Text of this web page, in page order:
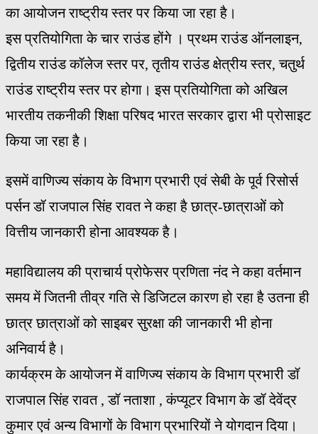
का आयोजन राष्ट्रीय स्तर पर किया जा रहा है।
इस प्रतियोगिता के चार राउंड होंगे । प्रथम राउंड ऑनलाइन,
द्वितीय राउंड कॉलेज स्तर पर, तृतीय राउंड क्षेत्रीय स्तर, चतुर्थ
राउंड राष्ट्रीय स्तर पर होगा। इस प्रतियोगिता को अखिल
भारतीय तकनीकी शिक्षा परिषद भारत सरकार द्वारा भी प्रोसाइट
किया जा रहा है।
इसमें वाणिज्य संकाय के विभाग प्रभारी एवं सेबी के पूर्व रिसोर्स
पर्सन डॉ राजपाल सिंह रावत ने कहा है छात्र-छात्राओं को
वित्तीय जानकारी होना आवश्यक है।
महाविद्यालय की प्राचार्य प्रोफेसर प्रणिता नंद ने कहा वर्तमान
समय में जितनी तीव्र गति से डिजिटल कारण हो रहा है उतना ही
छात्र छात्राओं को साइबर सुरक्षा की जानकारी भी होना
अनिवार्य है।
कार्यक्रम के आयोजन में वाणिज्य संकाय के विभाग प्रभारी डॉ
राजपाल सिंह रावत , डॉ नताशा , कंप्यूटर विभाग के डॉ देवेंद्र
कुमार एवं अन्य विभागों के विभाग प्रभारियों ने योगदान दिया।